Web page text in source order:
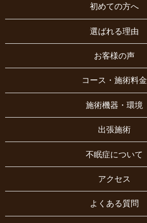
初めての方へ
選ばれる理由
お客様の声
コース・施術料金
施術機器・環境
出張施術
不眠症について
アクセス
よくある質問